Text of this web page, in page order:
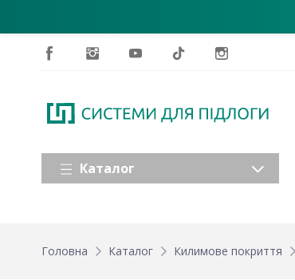
Каталог
Головна Каталог Килимове покриття